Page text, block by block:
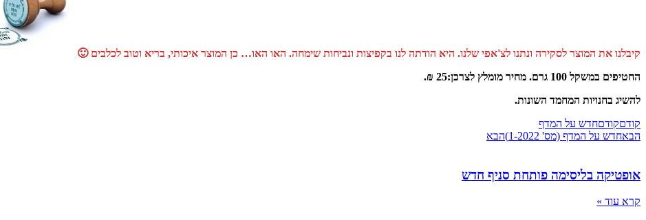
קיבלנו את המוצר לסקירה ונתנו לצ'אפי שלנו. היא הודתה לנו בקפיצות ונביחות שימחה. האו האו… כן המוצר איכותי, בריא וטוב לכלבים 🙂
החטיפים במשקל 100 גרם. מחיר מומלץ לצרכן:25 ₪.
להשיג בחנויות המחמד השונות.
קודםקודםחדש על המדף
הבאחדש על המדף (מס' 1-2022) הבא
אופטיקה בליסימה פותחת סניף חדש
קרא עוד »